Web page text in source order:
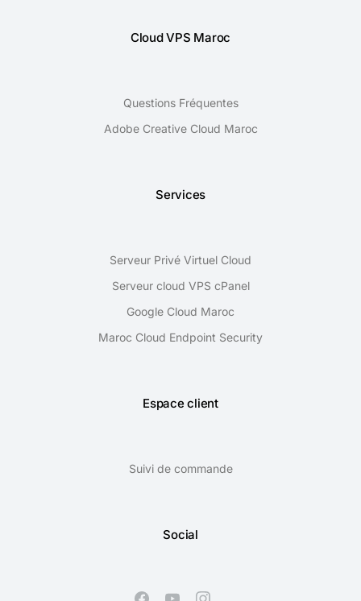
Cloud VPS Maroc
Questions Fréquentes
Adobe Creative Cloud Maroc
Services
Serveur Privé Virtuel Cloud
Serveur cloud VPS cPanel
Google Cloud Maroc
Maroc Cloud Endpoint Security
Espace client
Suivi de commande
Social